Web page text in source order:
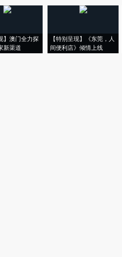
】澳门全力探
新渠道
【特别呈现】《东莞，人
间便利店》倾情上线